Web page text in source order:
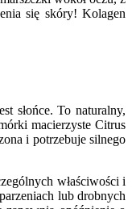
się skóry! Kolagen
słońce. To naturalny,
macierzyste Citrus
i potrzebuje silnego
właściwości i
lub drobnych